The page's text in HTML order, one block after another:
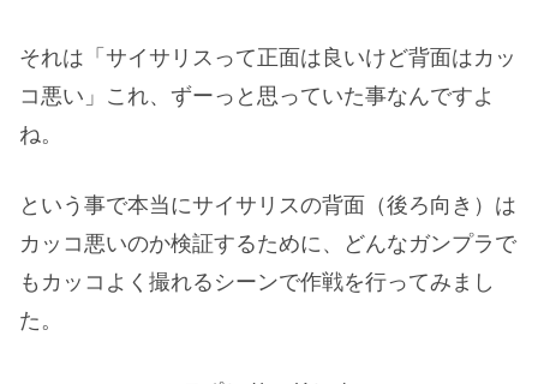
それは「サイサリスって正面は良いけど背面はカッ
コ悪い」これ、ずーっと思っていた事なんですよ
ね。
という事で本当にサイサリスの背面（後ろ向き）は
カッコ悪いのか検証するために、どんなガンプラで
もカッコよく撮れるシーンで作戦を行ってみまし
た。